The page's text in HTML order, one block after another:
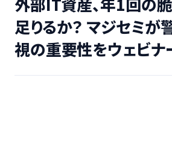
足りるか？ マジセミが
視の重要性をウェビナ